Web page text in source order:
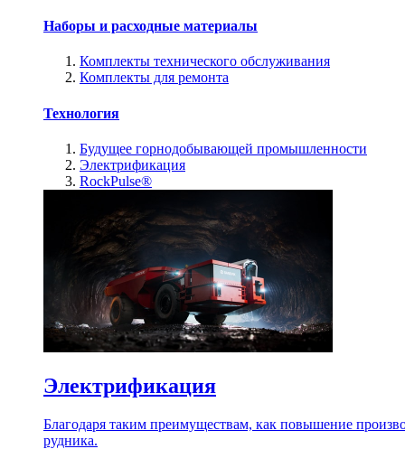
Наборы и расходные материалы
Комплекты технического обслуживания
Комплекты для ремонта
Технология
Будущее горнодобывающей промышленности
Электрификация
RockPulse®
Электрификация
Благодаря таким преимуществам, как повышение
рудника.